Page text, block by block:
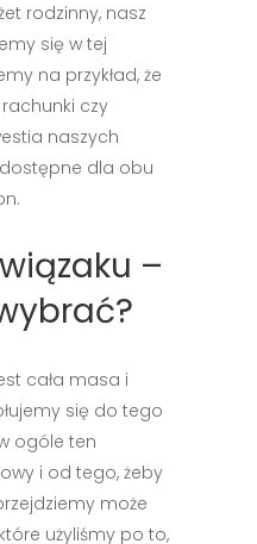
rodzinny, nasz
się w tej
na przykład, że
czy
naszych
dla obu
–
cała masa i
się do tego
ogóle ten
i od tego, żeby
może
użyliśmy po to,